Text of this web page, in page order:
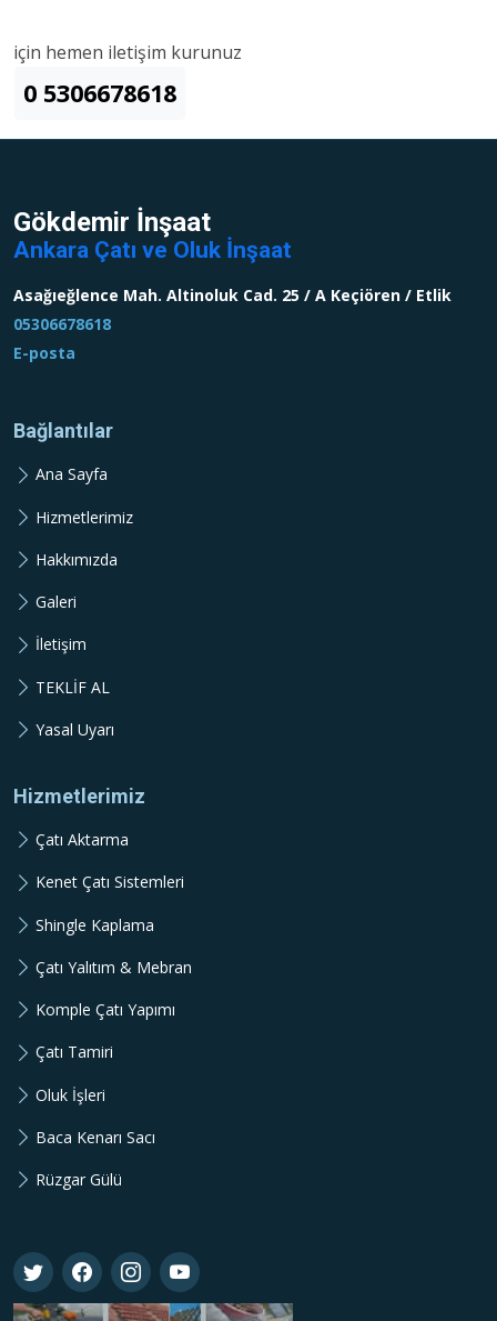
için hemen iletişim kurunuz
0 5306678618
Gökdemir İnşaat
Ankara Çatı ve Oluk İnşaat
Asağıeğlence Mah. Altinoluk Cad. 25 / A Keçiören / Etlik
05306678618
E-posta
Bağlantılar
Ana Sayfa
Hizmetlerimiz
Hakkımızda
Galeri
İletişim
TEKLİF AL
Yasal Uyarı
Hizmetlerimiz
Çatı Aktarma
Kenet Çatı Sistemleri
Shingle Kaplama
Çatı Yalıtım & Mebran
Komple Çatı Yapımı
Çatı Tamiri
Oluk İşleri
Baca Kenarı Sacı
Rüzgar Gülü